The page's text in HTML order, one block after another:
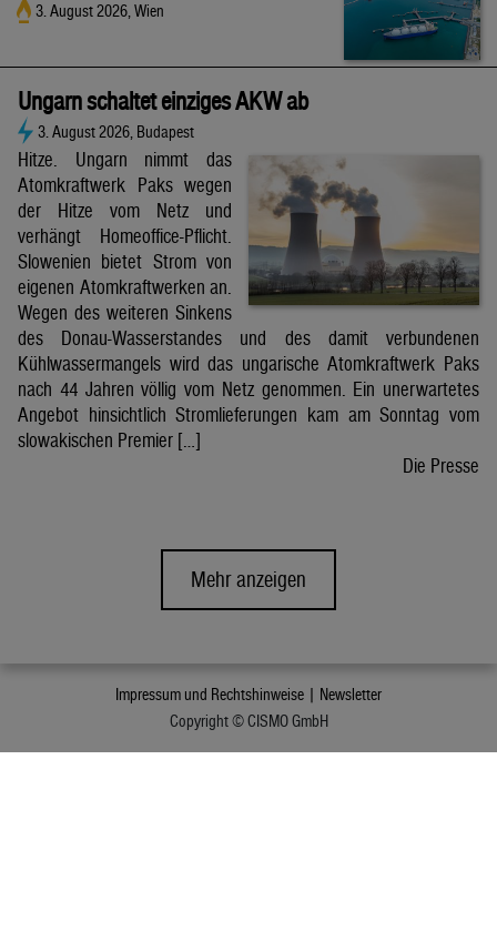
3. August 2026, Wien
Ungarn schaltet einziges AKW ab
3. August 2026, Budapest
Hitze. Ungarn nimmt das
Atomkraftwerk Paks wegen
der Hitze vom Netz und
verhängt Homeoffice-Pflicht.
Slowenien bietet Strom von
eigenen Atomkraftwerken an.
Wegen des weiteren Sinkens
des Donau-Wasserstandes und des damit verbundenen
Kühlwassermangels wird das ungarische Atomkraftwerk Paks
nach 44 Jahren völlig vom Netz genommen. Ein unerwartetes
Angebot hinsichtlich Stromlieferungen kam am Sonntag vom
slowakischen Premier […]
Die Presse
Mehr anzeigen
Impressum und Rechtshinweise | Newsletter
Copyright © CISMO GmbH